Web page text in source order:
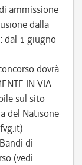
ammissione
dalla
dal 1 giugno
dovrà
IN VIA
sul sito
del Natisone
–
di
(vedi